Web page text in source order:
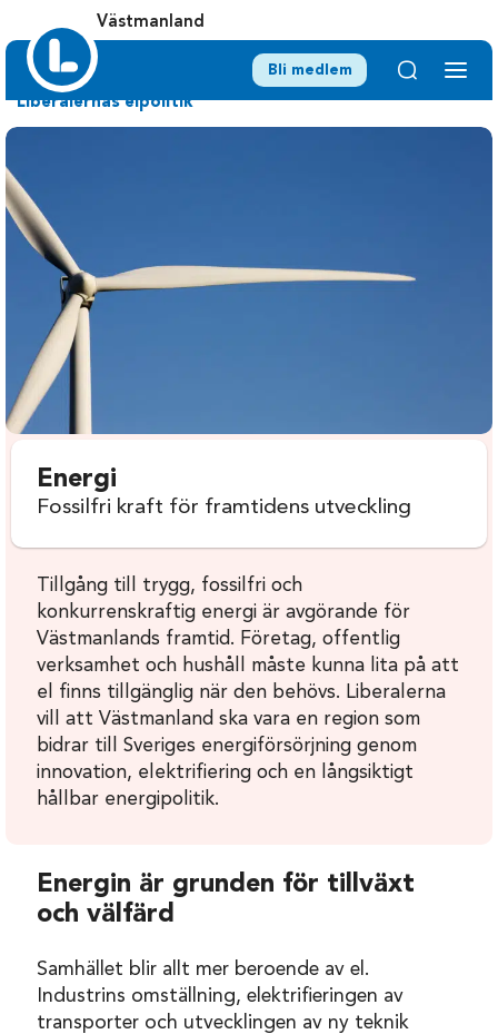
Västmanland
Bli medlem
Liberalernas elpolitik
Energi
Fossilfri kraft för framtidens utveckling
Tillgång till trygg, fossilfri och
konkurrenskraftig energi är avgörande för
Västmanlands framtid. Företag, offentlig
verksamhet och hushåll måste kunna lita på att
el finns tillgänglig när den behövs. Liberalerna
vill att Västmanland ska vara en region som
bidrar till Sveriges energiförsörjning genom
innovation, elektrifiering och en långsiktigt
hållbar energipolitik.
Energin är grunden för tillväxt
och välfärd
Samhället blir allt mer beroende av el.
Industrins omställning, elektrifieringen av
transporter och utvecklingen av ny teknik